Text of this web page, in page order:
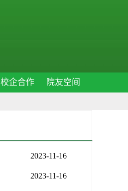
校企合作 院友空间
2023-11-16
2023-11-16